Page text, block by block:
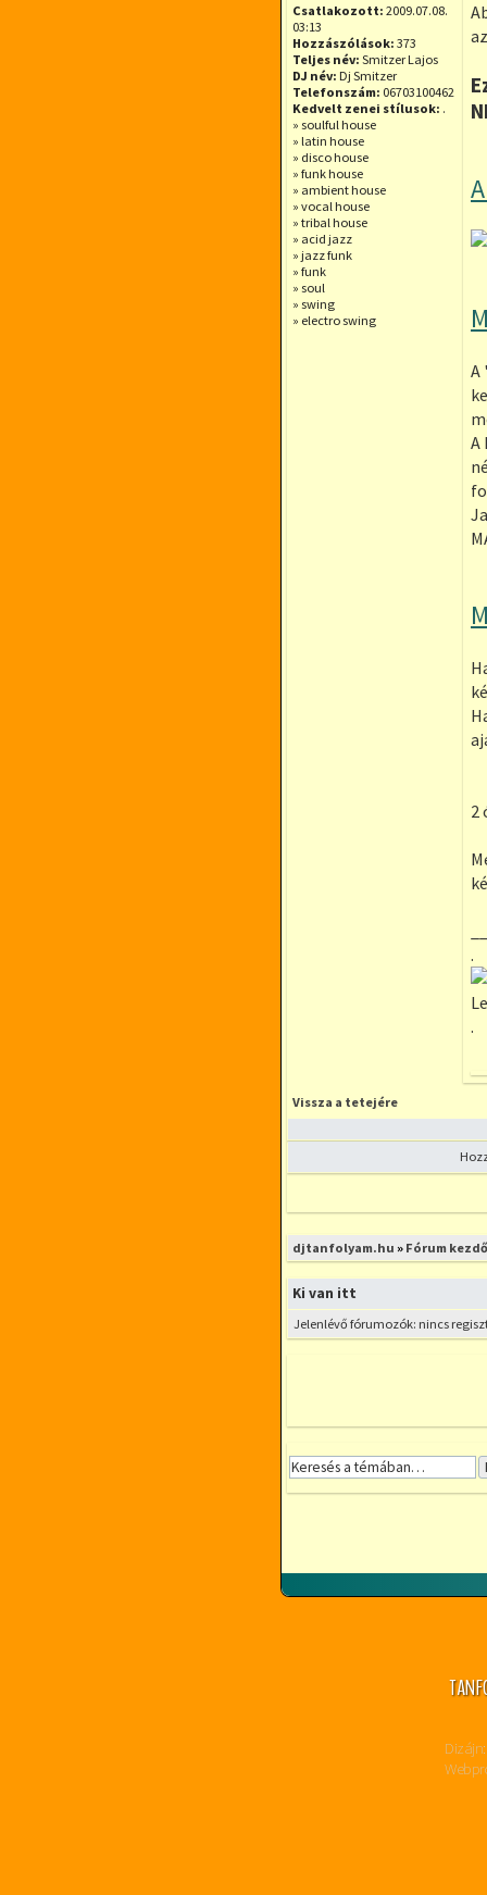
Csatlakozott: 2009.07.08.
03:13
Hozzászólások: 373
Teljes név: Smitzer Lajos
DJ név: Dj Smitzer
Telefonszám: 06703100462
Kedvelt zenei stílusok: .
» soulful house
» latin house
» disco house
» funk house
» ambient house
» vocal house
» tribal house
» acid jazz
» jazz funk
» funk
» soul
» swing
» electro swing
A
A
2
.
.
Vissza a tetejére
Lezárt fórum
djtanfolyam.hu » Fórum
Ki van itt
Jelenlévő fórumozók: nincs